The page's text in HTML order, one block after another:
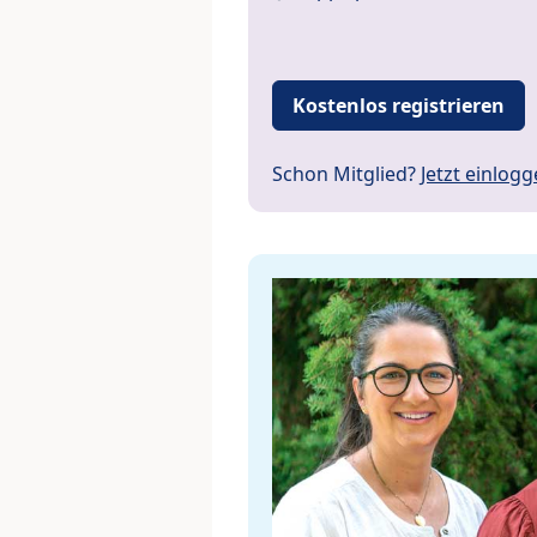
Kostenlos registrieren
Schon Mitglied? Jetzt